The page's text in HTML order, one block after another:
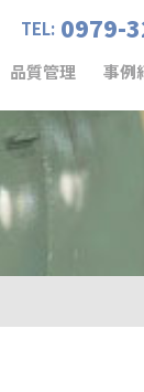
TEL: 0979-
品質管理 事例